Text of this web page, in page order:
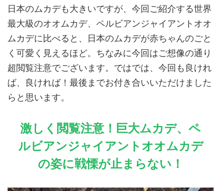
日本のムカデも大きいですが、今回ご紹介する世界
最大級のオオムカデ、ペルビアンジャイアントオオ
ムカデに比べると、日本のムカデが赤ちゃんのごと
く可愛く見えるほど。ちなみに今回はご想像の通り
超閲覧注意でございます。ではでは、今回も良けれ
ば、良ければ！最後までお付き合いいただけました
らと思います。
激しく閲覧注意！巨大ムカデ、ペ
ルビアンジャイアントオオムカデ
の姿に戦慄が止まらない！